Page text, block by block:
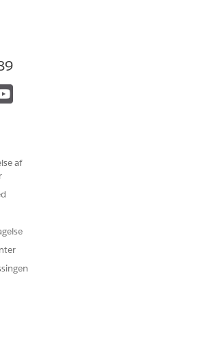
Experience
HTML
ARTIKEL DIT PROBLEM?
så vi kan forbedre os!
af